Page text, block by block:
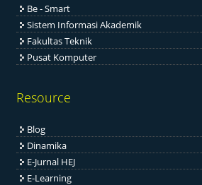
Be - Smart
Sistem Informasi Akademik
Fakultas Teknik
Pusat Komputer
Resource
Blog
Dinamika
E-Jurnal HEJ
E-Learning